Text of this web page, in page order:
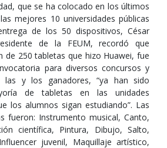
que se ha colocado en los últimos
mejores 10 universidades públicas
de los 50 dispositivos, César
de la FEUM, recordó que
de 250 tabletas que hizo Huawei, fue
para diversos concursos y
y los ganadores, “ya han sido
de tabletas en las unidades
los alumnos sigan estudiando”. Las
fueron: Instrumento musical, Canto,
científica, Pintura, Dibujo, Salto,
juvenil, Maquillaje artístico,